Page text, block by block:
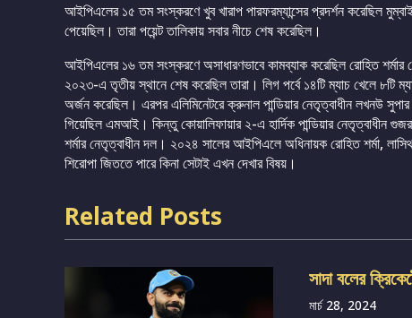
আইপিএলের ১৫ তম সংস্করণে খুব খারাপ পারফরম্যান্সের প্রদর্শন করেছিল
পেয়েছিল। তারা পয়েন্ট তালিকায় সবার নীচে শেষ করেছিল।
আইপিএলের ১৬ তম সংস্করণে অসাধারণভাবে কামব্যাক করেছিল রোহিত
২০২৩-এ তৃতীয় স্থানে শেষ করেছিল তারা। লিগ পর্বে ১৪টি ম্যাচ খেলে
অর্জন করেছিল। এরপর এলিমিনেটরে ক্রুনাল পান্ডিয়ার নেতৃত্বাধীন লখনউ
গিয়েছিল এমআই। কিন্তু কোয়ালিফায়ার ২-এ হার্দিক পান্ডিয়ার নেতৃত্বাধীন
শর্মার নেতৃত্বাধীন দল। ২০২৪ সালের আইপিএলে অধিনায়ক রোহিত শর্মা, লাসিথ
শিরোপা জিততে পারে কিনা সেটাই এখন দেখার বিষয়।
Related Posts
সাদা বলের
মার্চ 28, 2024